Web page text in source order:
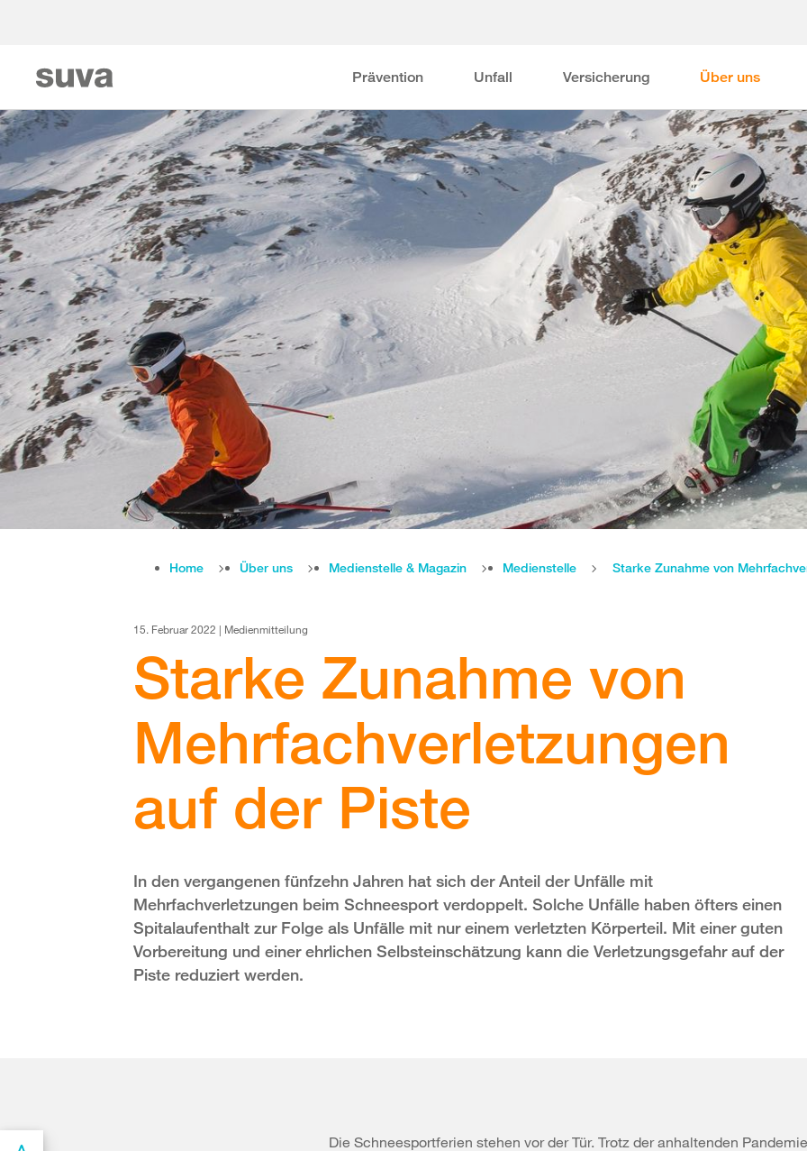
Prävention Unfall Versicherung Über uns
Home Über uns Medienstelle & Magazin Medienstelle Starke Zunahme von
15. Februar 2022 | Medienmitteilung
Starke Zunahme von
Mehrfachverletzungen
auf der Piste
In den vergangenen fünfzehn Jahren hat sich der Anteil der Unfälle mit
Mehrfachverletzungen beim Schneesport verdoppelt. Solche Unfälle haben öfters einen
Spitalaufenthalt zur Folge als Unfälle mit nur einem verletzten Körperteil. Mit einer guten
Vorbereitung und einer ehrlichen Selbsteinschätzung kann die Verletzungsgefahr auf der
Piste reduziert werden.
Die Schneesportferien stehen vor der Tür. Trotz der anhaltenden